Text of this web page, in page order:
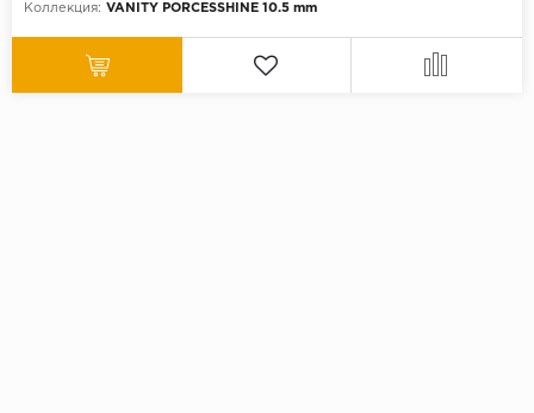
Коллекция: VANITY PORCESSHINE 10.5 mm